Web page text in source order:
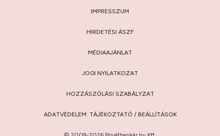
IMPRESSZUM
HIRDETÉSI ÁSZF
MÉDIAAJÁNLAT
JOGI NYILATKOZAT
HOZZÁSZÓLÁSI SZABÁLYZAT
ADATVÉDELEM: TÁJÉKOZTATÓ / BEÁLLÍTÁSOK